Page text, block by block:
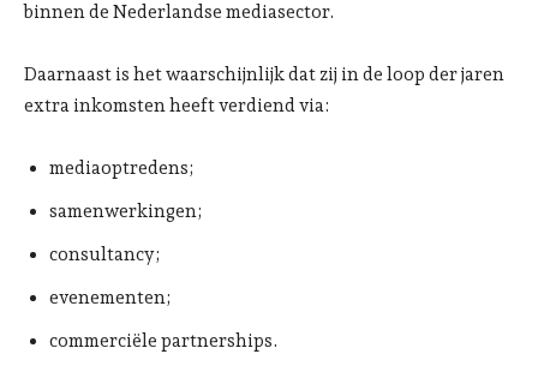
binnen de Nederlandse mediasector.
Daarnaast is het waarschijnlijk dat zij in de loop der jaren
extra inkomsten heeft verdiend via:
mediaoptredens;
samenwerkingen;
consultancy;
evenementen;
commerciële partnerships.